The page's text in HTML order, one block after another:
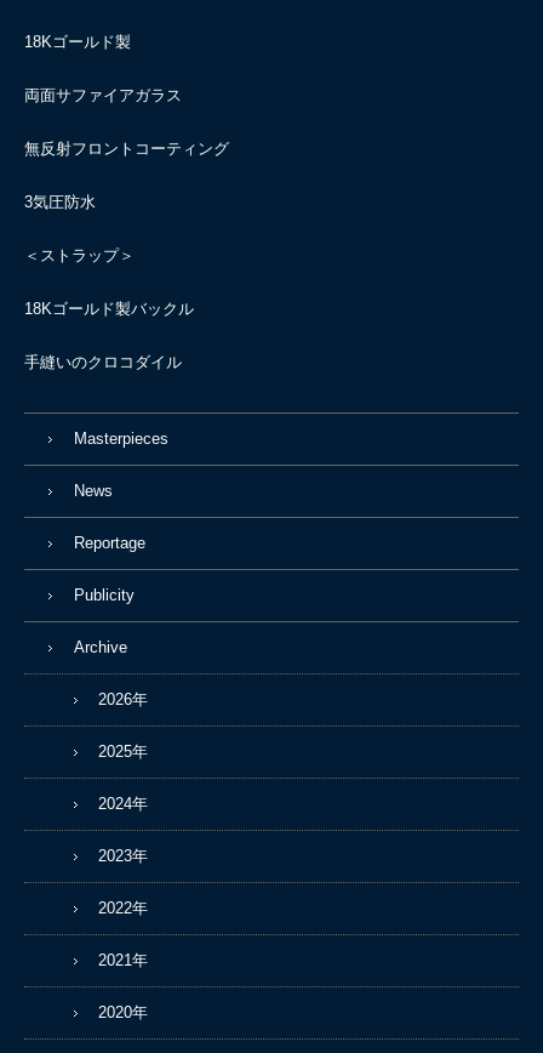
18Kゴールド製
両面サファイアガラス
無反射フロントコーティング
3気圧防水
＜ストラップ＞
18Kゴールド製バックル
手縫いのクロコダイル
Masterpieces
News
Reportage
Publicity
Archive
2026年
2025年
2024年
2023年
2022年
2021年
2020年